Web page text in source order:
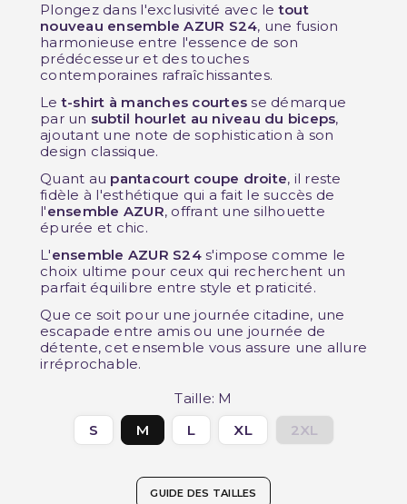
Plongez dans l'exclusivité avec letout
nouveau ensemble AZUR S24, une fusion
harmonieuse entre l'essence de son
prédécesseur et des touches
contemporaines rafraîchissantes.
Let-shirt à manches courtes se démarque
par un subtil hourlet au niveau du biceps,
ajoutant une note de sophistication à son
design classique.
Quant au pantacourt coupe droite, il reste
fidèle à l'esthétique qui a fait le succès de
l'ensemble AZUR, offrant une silhouette
épurée et chic.
L'ensemble AZUR S24s'impose comme le
choix ultime pour ceux qui recherchent un
parfait équilibre entre style et praticité.
Que ce soit pour une journée citadine, une
escapade entre amis ou une journée de
détente, cet ensemble vous assure une allure
irréprochable.
Taille: M
S
M L XL 2XL
GUIDE DES TAILLES